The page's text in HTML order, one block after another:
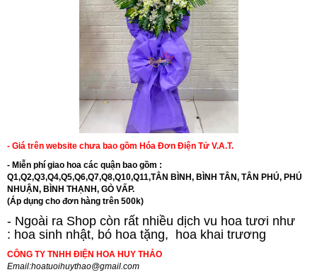
- Giá trên website chưa bao gồm Hóa Đơn Điện Tử V.A.T.
- Miễn phí giao hoa các quận bao gồm :
Q1,Q2,Q3,Q4,Q5,Q6,Q7,Q8,Q10,Q11,TÂN BÌNH, BÌNH TÂN, TÂN PHÚ, PHÚ
NHUẬN, BÌNH THẠNH, GÒ VẤP.
(Áp dụng cho đơn hàng trên 500k)
- Ngoài ra Shop còn rất nhiều dịch vu hoa tươi như
: hoa sinh nhật, bó hoa tặng, hoa khai trương
CÔNG TY TNHH ĐIỆN HOA HUY THẢO
Email:hoatuoihuythao@gmail.com